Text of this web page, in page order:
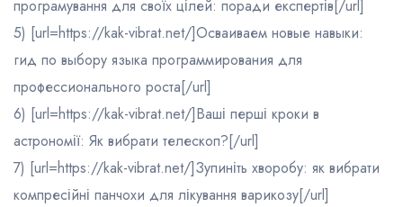
програмування для своїх цілей: поради експертів[/url]
5) [url=https://kak-vibrat.net/]Осваиваем новые навыки:
гид по выбору языка программирования для
профессионального роста[/url]
6) [url=https://kak-vibrat.net/]Ваші перші кроки в
астрономії: Як вибрати телескоп?[/url]
7) [url=https://kak-vibrat.net/]Зупиніть хворобу: як вибрати
компресійні панчохи для лікування варикозу[/url]